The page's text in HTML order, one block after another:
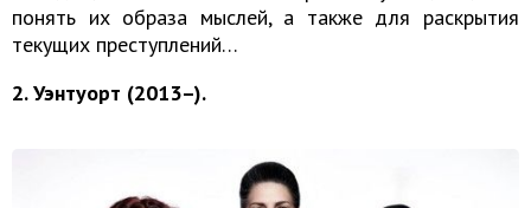
понять их образа мыслей, а также для раскрытия
текущих преступлений…
2. Уэнтуорт (2013–).